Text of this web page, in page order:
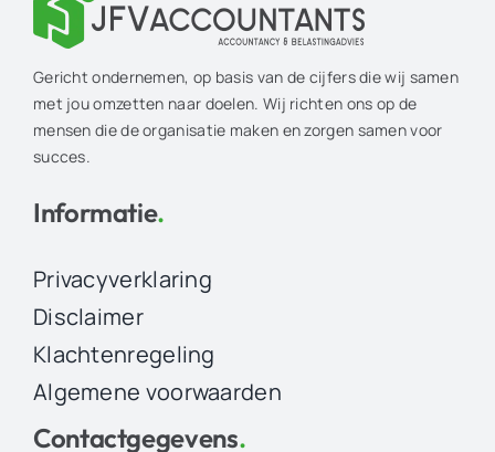
Gericht ondernemen, op basis van de cijfers die wij samen
met jou omzetten naar doelen. Wij richten ons op de
mensen die de organisatie maken en zorgen samen voor
succes.
Informatie.
Privacyverklaring
Disclaimer
Klachtenregeling
Algemene voorwaarden
Contactgegevens.